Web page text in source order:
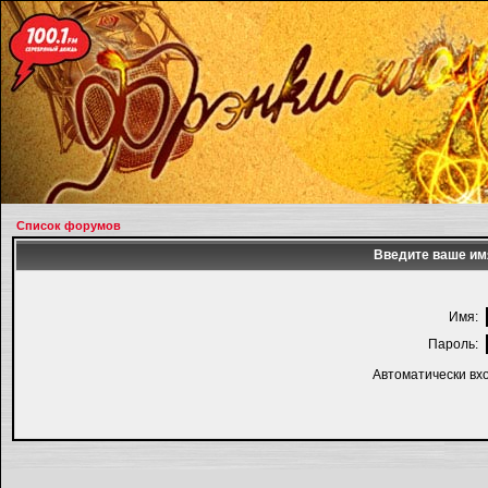
Список форумов
Введите ваше
Имя:
Пароль:
Автоматически